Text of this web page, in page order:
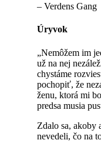
– Verdens Gang
Úryvok
„Nemôžem im
už na nej
chystáme
pochopiť, že
ženu, ktorá mi
predsa musia
Zdalo sa, akoby
nevedeli, čo na